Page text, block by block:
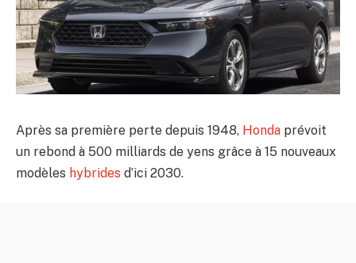
Après sa première perte depuis 1948, Honda prévoit
un rebond à 500 milliards de yens grâce à 15 nouveaux
modèles hybrides d’ici 2030.